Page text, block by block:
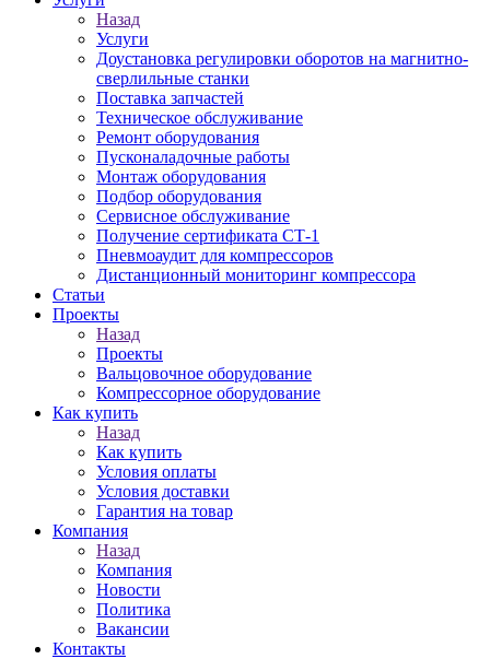
Назад
Услуги
Доустановка регулировки оборотов на магнитно-
сверлильные станки
Поставка запчастей
Техническое обслуживание
Ремонт оборудования
Пусконаладочные работы
Монтаж оборудования
Подбор оборудования
Сервисное обслуживание
Получение сертификата СТ-1
Пневмоаудит для компрессоров
Дистанционный мониторинг компрессора
Статьи
Проекты
Назад
Проекты
Вальцовочное оборудование
Компрессорное оборудование
Как купить
Назад
Как купить
Условия оплаты
Условия доставки
Гарантия на товар
Компания
Назад
Компания
Новости
Политика
Вакансии
Контакты